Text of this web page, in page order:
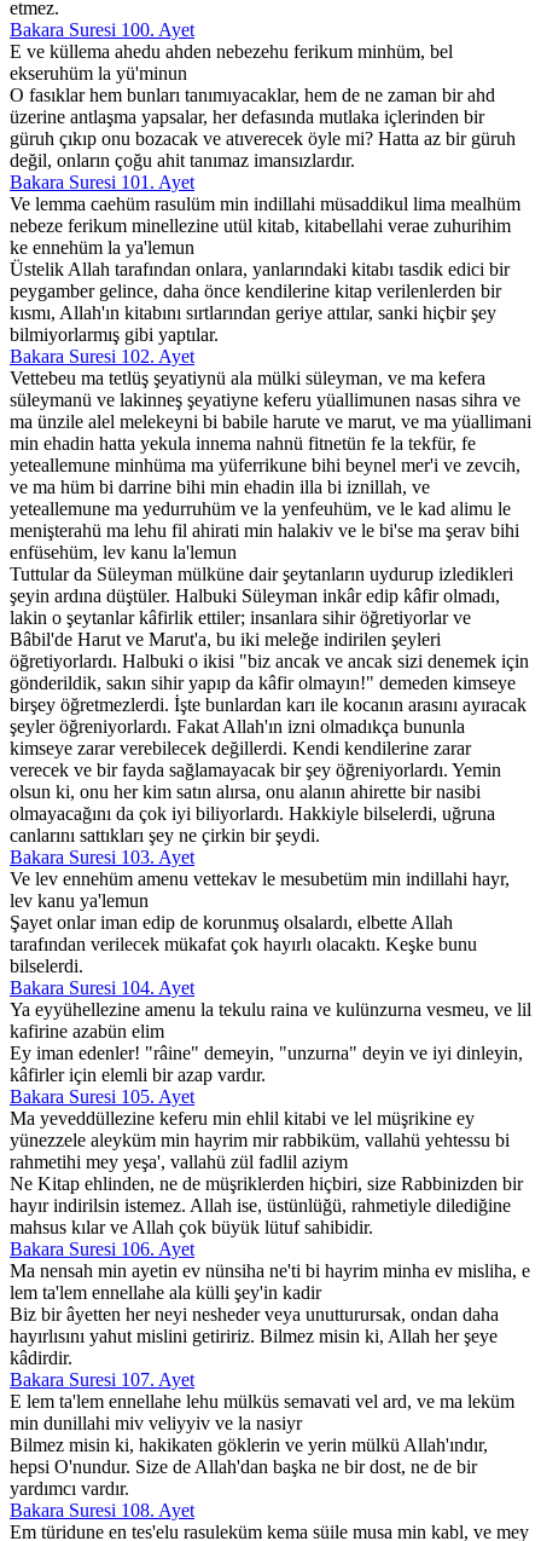
etmez.
Bakara Suresi 100. Ayet
E ve küllema ahedu ahden nebezehu ferikum minhüm, bel
ekseruhüm la yü'minun
O fasıklar hem bunları tanımıyacaklar, hem de ne zaman bir ahd
üzerine antlaşma yapsalar, her defasında mutlaka içlerinden bir
güruh çıkıp onu bozacak ve atıverecek öyle mi? Hatta az bir güruh
değil, onların çoğu ahit tanımaz imansızlardır.
Bakara Suresi 101. Ayet
Ve lemma caehüm rasulüm min indillahi müsaddikul lima mealhüm
nebeze ferikum minellezine utül kitab, kitabellahi verae zuhurihim
ke ennehüm la ya'lemun
Üstelik Allah tarafından onlara, yanlarındaki kitabı tasdik edici bir
peygamber gelince, daha önce kendilerine kitap verilenlerden bir
kısmı, Allah'ın kitabını sırtlarından geriye attılar, sanki hiçbir şey
bilmiyorlarmış gibi yaptılar.
Bakara Suresi 102. Ayet
Vettebeu ma tetlüş şeyatiynü ala mülki süleyman, ve ma kefera
süleymanü ve lakinneş şeyatiyne keferu yüallimunen nasas sihra ve
ma ünzile alel melekeyni bi babile harute ve marut, ve ma yüallimani
min ehadin hatta yekula innema nahnü fitnetün fe la tekfür, fe
yeteallemune minhüma ma yüferrikune bihi beynel mer'i ve zevcih,
ve ma hüm bi darrine bihi min ehadin illa bi iznillah, ve
yeteallemune ma yedurruhüm ve la yenfeuhüm, ve le kad alimu le
menişterahü ma lehu fil ahirati min halakiv ve le bi'se ma şerav bihi
enfüsehüm, lev kanu la'lemun
Tuttular da Süleyman mülküne dair şeytanların uydurup izledikleri
şeyin ardına düştüler. Halbuki Süleyman inkâr edip kâfir olmadı,
lakin o şeytanlar kâfirlik ettiler; insanlara sihir öğretiyorlar ve
Bâbil'de Harut ve Marut'a, bu iki meleğe indirilen şeyleri
öğretiyorlardı. Halbuki o ikisi "biz ancak ve ancak sizi denemek için
gönderildik, sakın sihir yapıp da kâfir olmayın!" demeden kimseye
birşey öğretmezlerdi. İşte bunlardan karı ile kocanın arasını ayıracak
şeyler öğreniyorlardı. Fakat Allah'ın izni olmadıkça bununla
kimseye zarar verebilecek değillerdi. Kendi kendilerine zarar
verecek ve bir fayda sağlamayacak bir şey öğreniyorlardı. Yemin
olsun ki, onu her kim satın alırsa, onu alanın ahirette bir nasibi
olmayacağını da çok iyi biliyorlardı. Hakkiyle bilselerdi, uğruna
canlarını sattıkları şey ne çirkin bir şeydi.
Bakara Suresi 103. Ayet
Ve lev ennehüm amenu vettekav le mesubetüm min indillahi hayr,
lev kanu ya'lemun
Şayet onlar iman edip de korunmuş olsalardı, elbette Allah
tarafından verilecek mükafat çok hayırlı olacaktı. Keşke bunu
bilselerdi.
Bakara Suresi 104. Ayet
Ya eyyühellezine amenu la tekulu raina ve kulünzurna vesmeu, ve lil
kafirine azabün elim
Ey iman edenler! "râine" demeyin, "unzurna" deyin ve iyi dinleyin,
kâfirler için elemli bir azap vardır.
Bakara Suresi 105. Ayet
Ma yeveddüllezine keferu min ehlil kitabi ve lel müşrikine ey
yünezzele aleyküm min hayrim mir rabbiküm, vallahü yehtessu bi
rahmetihi mey yeşa', vallahü zül fadlil aziym
Ne Kitap ehlinden, ne de müşriklerden hiçbiri, size Rabbinizden bir
hayır indirilsin istemez. Allah ise, üstünlüğü, rahmetiyle dilediğine
mahsus kılar ve Allah çok büyük lütuf sahibidir.
Bakara Suresi 106. Ayet
Ma nensah min ayetin ev nünsiha ne'ti bi hayrim minha ev misliha, e
lem ta'lem ennellahe ala külli şey'in kadir
Biz bir âyetten her neyi nesheder veya unutturursak, ondan daha
hayırlısını yahut mislini getiririz. Bilmez misin ki, Allah her şeye
kâdirdir.
Bakara Suresi 107. Ayet
E lem ta'lem ennellahe lehu mülküs semavati vel ard, ve ma leküm
min dunillahi miv veliyyiv ve la nasiyr
Bilmez misin ki, hakikaten göklerin ve yerin mülkü Allah'ındır,
hepsi O'nundur. Size de Allah'dan başka ne bir dost, ne de bir
yardımcı vardır.
Bakara Suresi 108. Ayet
Em türidune en tes'elu rasuleküm kema süile musa min kabl, ve mey